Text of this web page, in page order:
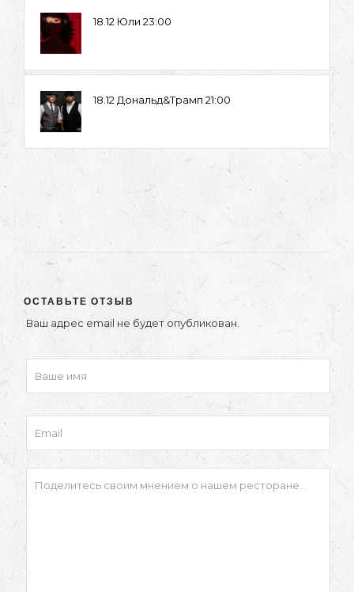
18.12 Юли 23:00
18.12 Дональд&Трамп 21:00
ОСТАВЬТЕ ОТЗЫВ
Ваш адрес email не будет опубликован.